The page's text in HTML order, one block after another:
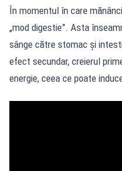
În momentul în care
„mod digestie”. Asta
sânge către stomac și
efect secundar, creierul
energie, ceea ce poate